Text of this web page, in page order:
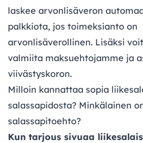
laskee arvonlisäveron
palkkiota, jos toimeksianto on
arvonlisäverollinen. Lisäksi
valmiita maksuehtojamme ja
viivästyskoron.
Milloin kannattaa sopia
salassapidosta? Minkälainen
salassapitoehto?
Kun tarjous sivuaa